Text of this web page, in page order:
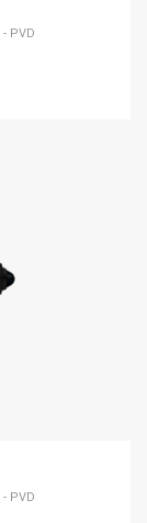
- PVD
- PVD